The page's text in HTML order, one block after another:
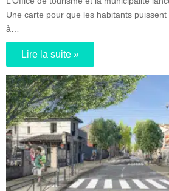
Une carte pour que les habitants
à…
Lire la suite »